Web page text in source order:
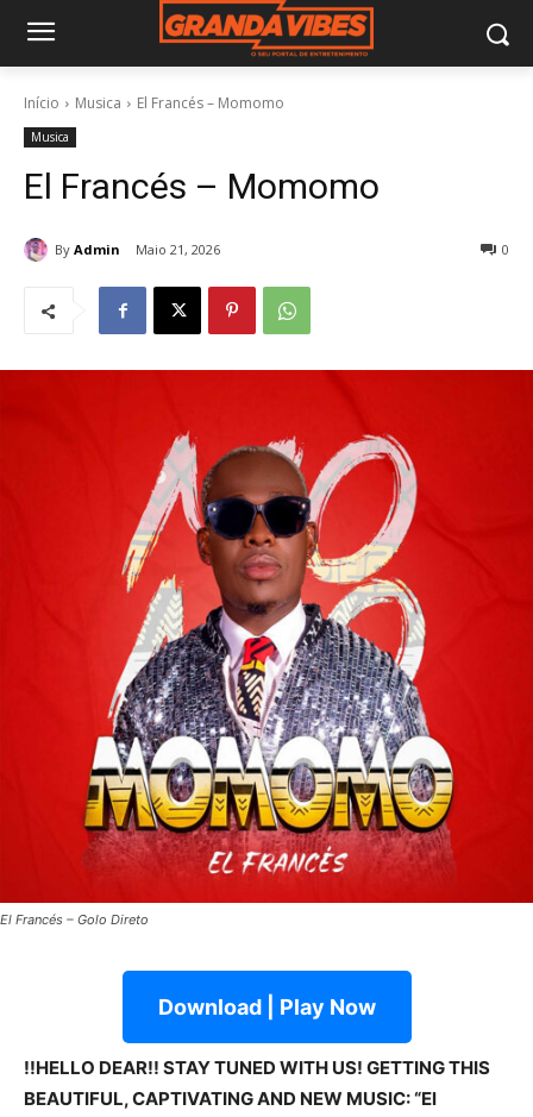
Início Musica El Francés – Momomo
Musica
El Francés – Momomo
By Admin Maio 21, 2026 0
El Francés – Golo Direto
Download | Play Now
!!HELLO DEAR!! STAY TUNED WITH US! GETTING THIS
BEAUTIFUL, CAPTIVATING AND NEW MUSIC: “El